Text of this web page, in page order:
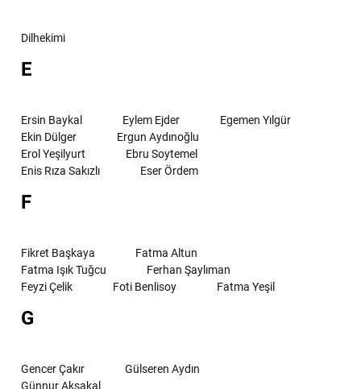
Dilhekimi
E
Ersin Baykal Eylem Ejder
Egemen Yılgür
Ekin Dülger
Ergun Aydınoğlu
Erol Yeşilyurt
Ebru Soytemel
Enis Rıza Sakızlı
Eser Ördem
F
Fikret Başkaya
Fatma Altun
Fatma Işık Tuğcu
Ferhan Şaylıman
Feyzi Çelik
Foti Benlisoy Fatma Yeşil
G
Gencer Çakır
Gülseren Aydın
Günnur Aksakal